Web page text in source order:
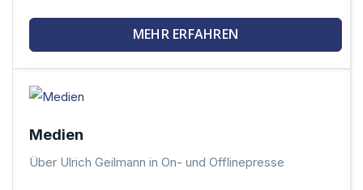
MEHR ERFAHREN
Medien
Über Ulrich Geilmann in On- und Offlinepresse